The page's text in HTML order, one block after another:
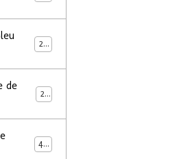
26
de
25
44